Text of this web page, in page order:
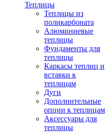
Теплицы
Теплицы из
поликарбоната
Алюминиевые
теплицы
Фундаменты для
теплицы
Каркасы теплиц и
вставки к
теплицам
Дуги
Дополнительные
опции к теплицам
Аксессуары для
теплицы